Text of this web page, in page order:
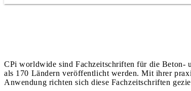
CPi worldwide sind Fachzeitschriften für die Beton-
als 170 Ländern veröffentlicht werden. Mit ihrer
Anwendung richten sich diese Fachzeitschriften